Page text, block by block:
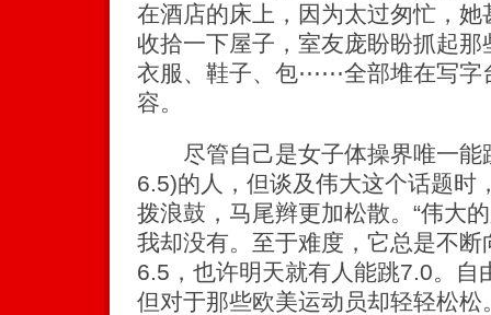
在酒店的床上，因为太过匆忙，
收拾一下屋子，室友庞盼盼抓起
衣服、鞋子、包⋯⋯全部堆在写字
容。
尽管自己是女子体操界唯一能
6.5)的人，但谈及伟大这个话题时
拨浪鼓，马尾辫更加松散。“伟大
我却没有。至于难度，它总是不
6.5，也许明天就有人能跳7.0。自
但对于那些欧美运动员却轻轻松松